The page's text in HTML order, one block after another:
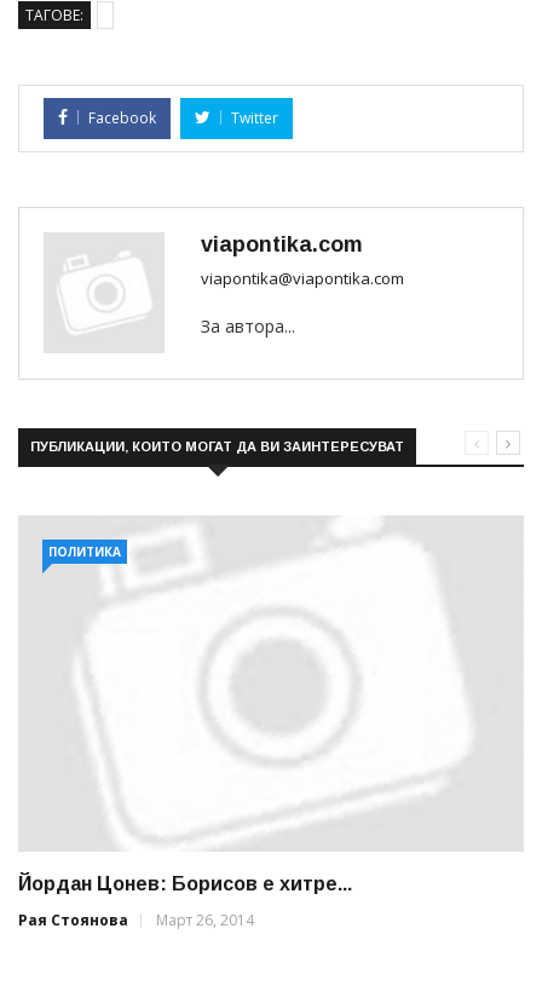
ТАГОВЕ:
Facebook Twitter
viapontika.com
viapontika@viapontika.com
За автора...
ПУБЛИКАЦИИ, КОИТО МОГАТ ДА ВИ ЗАИНТЕРЕСУВАТ
ПОЛИТИКА
Йордан Цонев: Борисов е хитре...
Рая Стоянова
Март 26, 2014